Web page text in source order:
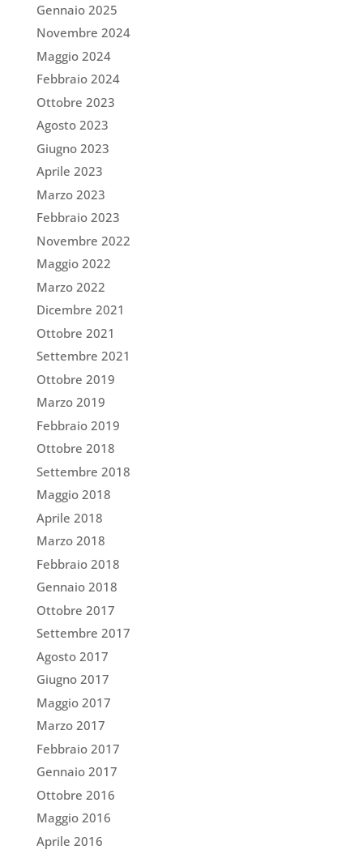
Gennaio 2025
Novembre 2024
Maggio 2024
Febbraio 2024
Ottobre 2023
Agosto 2023
Giugno 2023
Aprile 2023
Marzo 2023
Febbraio 2023
Novembre 2022
Maggio 2022
Marzo 2022
Dicembre 2021
Ottobre 2021
Settembre 2021
Ottobre 2019
Marzo 2019
Febbraio 2019
Ottobre 2018
Settembre 2018
Maggio 2018
Aprile 2018
Marzo 2018
Febbraio 2018
Gennaio 2018
Ottobre 2017
Settembre 2017
Agosto 2017
Giugno 2017
Maggio 2017
Marzo 2017
Febbraio 2017
Gennaio 2017
Ottobre 2016
Maggio 2016
Aprile 2016